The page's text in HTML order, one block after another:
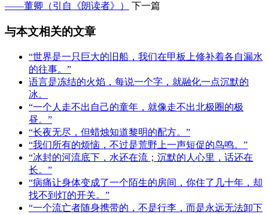
——董卿（引自《朗读者》）
下一篇
与本文相关的文章
“世界是一只巨大的旧船，我们在甲板上修补着各自漏水
的往事。”
语言是冻结的火焰，每说一个字，就融化一点沉默的
冰。
“一个人走不出自己的童年，就像走不出北极圈的极
昼。”
“长夜无尽，但蜡烛知道黎明的配方。”
“我们所有的烦恼，不过是荒野上一声短促的鸟鸣。”
“冰封的河流底下，水还在流；沉默的人心里，话还在
长。”
“病痛让身体变成了一个陌生的房间，你住了几十年，却
找不到灯的开关。”
“一个流亡者随身携带的，不是行李，而是永远无法卸下